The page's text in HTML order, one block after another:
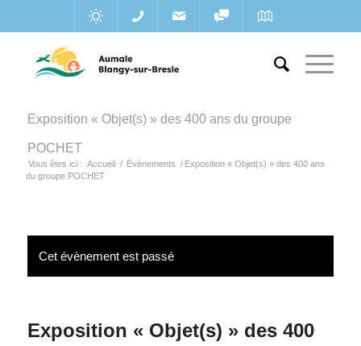
Exposition « Objet(s) » des 400 ans du groupe
POCHET
Vous êtes ici : Accueil / Évènements / Exposition « Objet(s) » des 400 ans
du groupe POCHET
Cet évènement est passé
Exposition « Objet(s) » des 400